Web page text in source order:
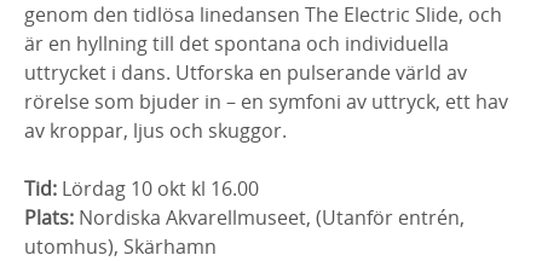
genom den tidlösa linedansen The Electric Slide, och
är en hyllning till det spontana och individuella
uttrycket i dans. Utforska en pulserande värld av
rörelse som bjuder in – en symfoni av uttryck, ett hav
av kroppar, ljus och skuggor.
Tid: Lördag 10 okt kl 16.00
Plats: Nordiska Akvarellmuseet, (Utanför entrén,
utomhus), Skärhamn